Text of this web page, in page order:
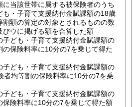
に当該世帯に属する被保険者のうち
も・子育て支援納付金賦課額の18歳
割額の算定の対象とされるものの数
びウに掲げる額を合算した額
ども・子育て支援納付金賦課額の
の保険料率に10分の7を乗じて得た
ども・子育て支援納付金賦課額の
者均等割の保険料率に10分の7を乗
ども・子育て支援納付金賦課額の
保険料率に10分の7を乗じて得た額